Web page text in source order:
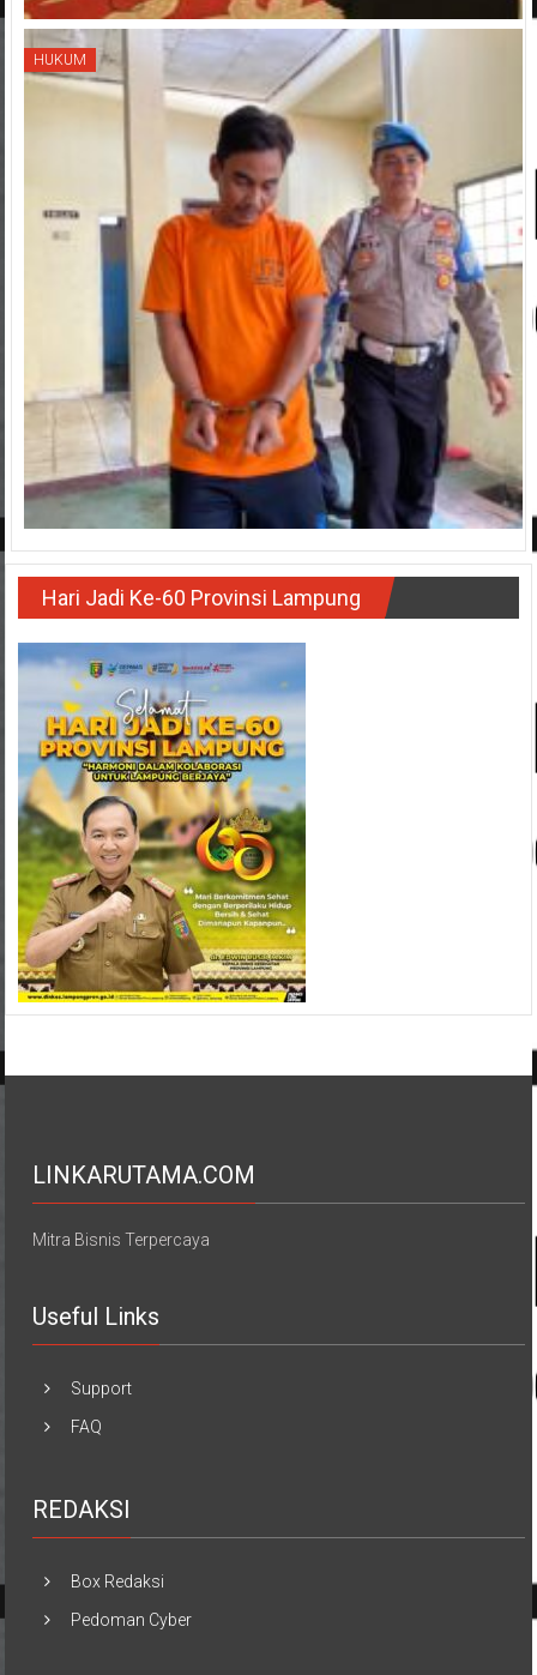
HUKUM
Hari Jadi Ke-60 Provinsi Lampung
LINKARUTAMA.COM
Mitra Bisnis Terpercaya
Useful Links
Support
FAQ
REDAKSI
Box Redaksi
Pedoman Cyber